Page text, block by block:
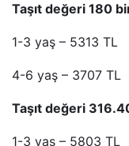
Taşıt değeri 180
1-3 yaş – 5313 TL
4-6 yaş – 3707 TL
Taşıt değeri
1-3 yaş – 5803 TL